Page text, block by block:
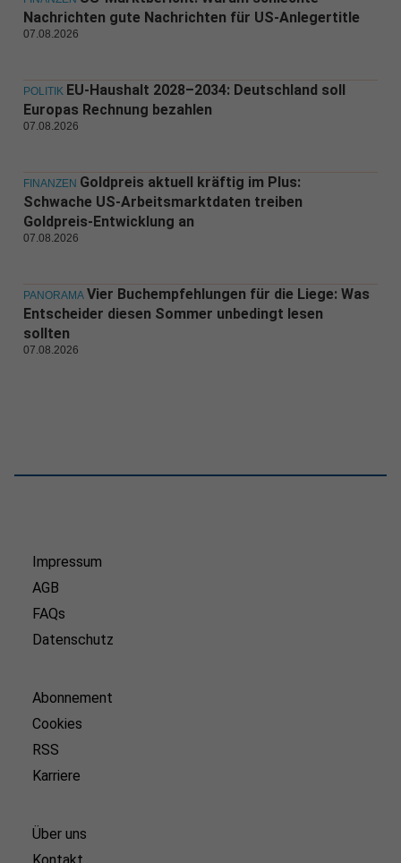
Nachrichten gute Nachrichten für US-Anlegertitle
07.08.2026
POLITIK EU-Haushalt 2028–2034: Deutschland soll
Europas Rechnung bezahlen
07.08.2026
FINANZEN Goldpreis aktuell kräftig im Plus:
Schwache US-Arbeitsmarktdaten treiben
Goldpreis-Entwicklung an
07.08.2026
PANORAMA Vier Buchempfehlungen für die Liege: Was
Entscheider diesen Sommer unbedingt lesen
sollten
07.08.2026
Impressum
AGB
FAQs
Datenschutz
Abonnement
Cookies
RSS
Karriere
Über uns